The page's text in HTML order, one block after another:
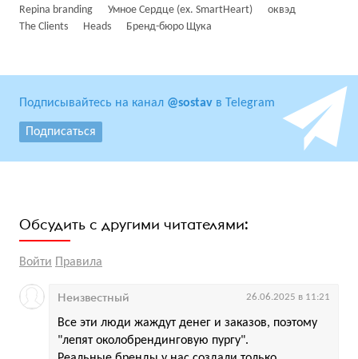
Repina branding
Умное Сердце (ex. SmartHeart)
оквэд
The Clients
Heads Бренд-бюро Щука
Подписывайтесь на канал @sostav в Telegram
Подписаться
Обсудить с другими читателями:
Войти Правила
Все эти люди жаждут денег и заказов, поэтому
"лепят околобрендинговую пургу".
Неизвестный 26.06.2025 в 11:21